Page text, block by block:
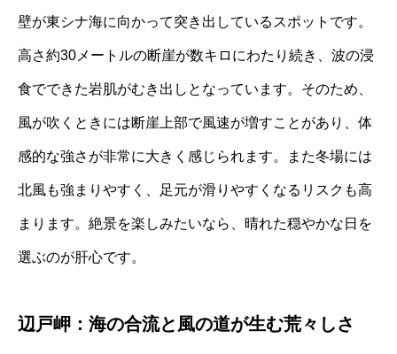
壁が東シナ海に向かって突き出しているスポットです。
高さ約30メートルの断崖が数キロにわたり続き、波の浸
食でできた岩肌がむき出しとなっています。そのため、
風が吹くときには断崖上部で風速が増すことがあり、体
感的な強さが非常に大きく感じられます。また冬場には
北風も強まりやすく、足元が滑りやすくなるリスクも高
まります。絶景を楽しみたいなら、晴れた穏やかな日を
選ぶのが肝心です。
辺戸岬：海の合流と風の道が生む荒々しさ